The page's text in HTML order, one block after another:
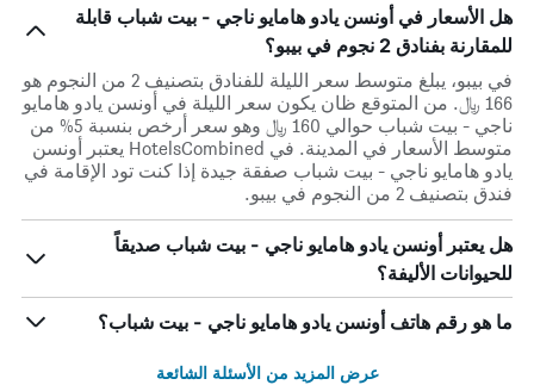
هل الأسعار في أونسن يادو هامايو ناجي - بيت شباب قابلة
للمقارنة بفنادق 2 نجوم في بيبو؟
في بيبو، يبلغ متوسط ​​سعر الليلة للفنادق بتصنيف 2 من النجوم هو
166 ﷼. من المتوقع ظان يكون سعر الليلة في أونسن يادو هامايو
ناجي - بيت شباب حوالي 160 ﷼ وهو سعر أرخص بنسبة 5% من
متوسط الأسعار في المدينة. في HotelsCombined يعتبر أونسن
يادو هامايو ناجي - بيت شباب صفقة جيدة إذا كنت تود الإقامة في
فندق بتصنيف 2 من النجوم في بيبو.
هل يعتبر أونسن يادو هامايو ناجي - بيت شباب صديقاً
للحيوانات الأليفة؟
ما هو رقم هاتف أونسن يادو هامايو ناجي - بيت شباب؟
عرض المزيد من الأسئلة الشائعة